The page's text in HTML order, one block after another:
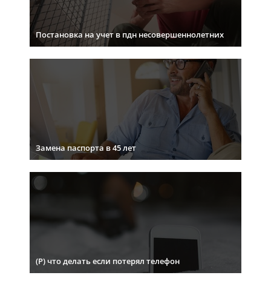
Постановка на учет в пдн несовершеннолетних
Замена паспорта в 45 лет
(Р) что делать если потерял телефон